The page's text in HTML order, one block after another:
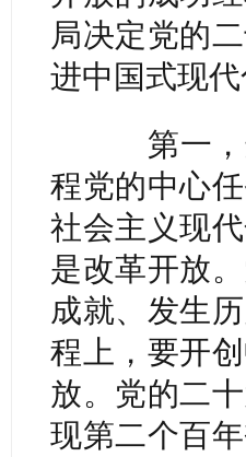
局决定党的
进中国式现
第一，
程党的中心
社会主义现
是改革开放
成就、发生
程上，要开
放。党的二
现第二个百